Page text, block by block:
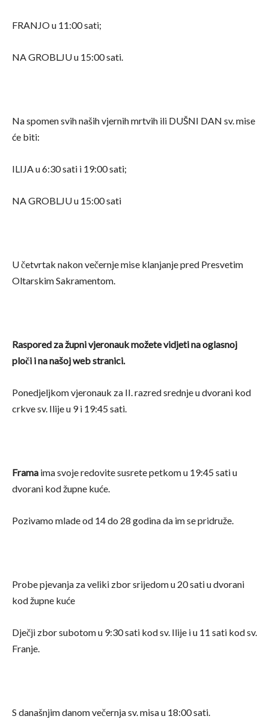
FRANJO u 11:00 sati;
NA GROBLJU u 15:00 sati.
Na spomen svih naših vjernih mrtvih ili DUŠNI DAN sv. mise
će biti:
ILIJA u 6:30 sati i 19:00 sati;
NA GROBLJU u 15:00 sati
U četvrtak nakon večernje mise klanjanje pred Presvetim
Oltarskim Sakramentom.
Raspored za župni vjeronauk možete vidjeti na oglasnoj
ploči i na našoj web stranici.
Ponedjeljkom vjeronauk za II. razred srednje u dvorani kod
crkve sv. Ilije u 9 i 19:45 sati.
Frama ima svoje redovite susrete petkom u 19:45 sati u
dvorani kod župne kuće.
Pozivamo mlade od 14 do 28 godina da im se pridruže.
Probe pjevanja za veliki zbor srijedom u 20 sati u dvorani
kod župne kuće
Dječji zbor subotom u 9:30 sati kod sv. Ilije i u 11 sati kod sv.
Franje.
S današnjim danom večernja sv. misa u 18:00 sati.